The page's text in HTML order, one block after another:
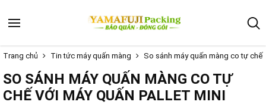
Trang chủ Tin tức máy quấn màng So sánh máy quấn màng co tự chế
SO SÁNH MÁY QUẤN MÀNG CO TỰ
CHẾ VỚI MÁY QUẤN PALLET MINI